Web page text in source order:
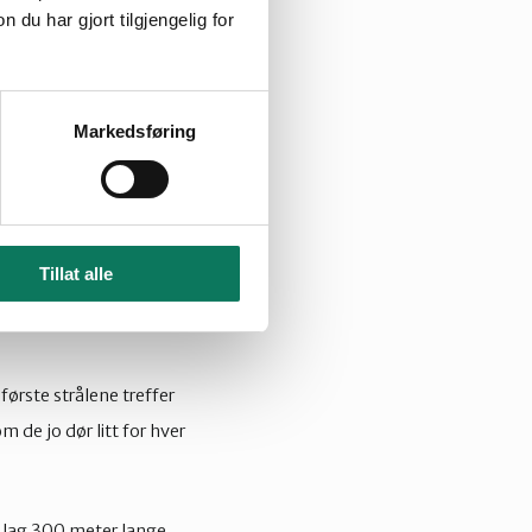
du har gjort tilgjengelig for
Markedsføring
Tillat alle
utkikkspunkter
to høydedrag,
nedover og det
er vi nede ved vannet
riktig ennå,
strålene treffer
de jo dør litt for hver